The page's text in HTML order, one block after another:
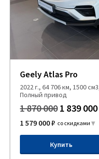
Geely Atlas Pro
2022 г., 64 706 км, 1500
Полный привод
1 870 000 1 839
1 579 000 ₽ со скидками
Купить